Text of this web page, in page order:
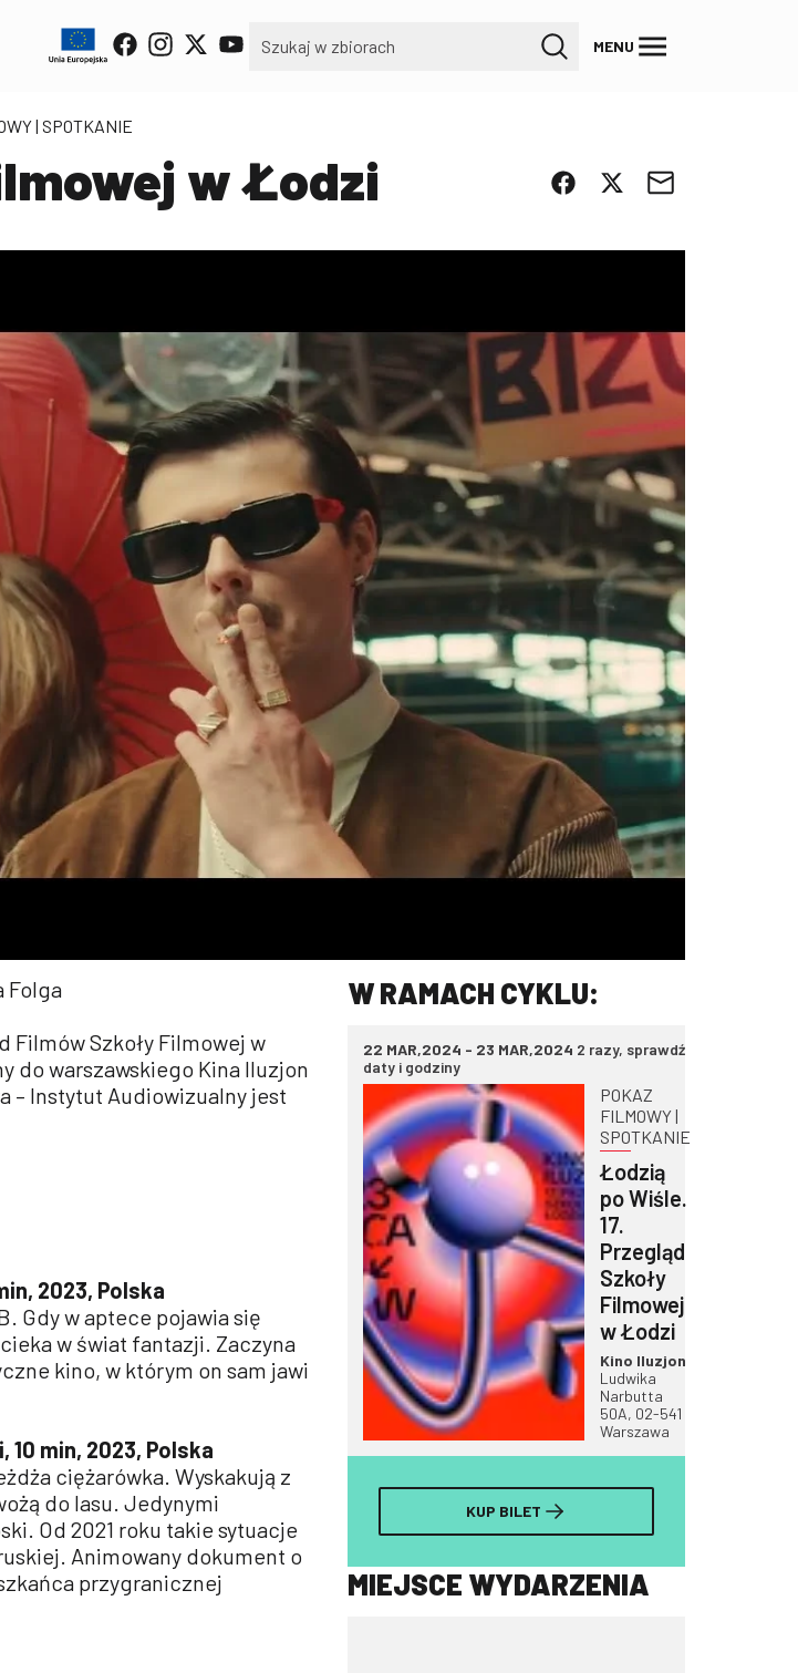
MENU
| SPOTKANIE
w Łodzi
Folga
Filmów Szkoły Filmowej w
do warszawskiego Kina Iluzjon
– Instytut Audiowizualny jest
2023, Polska
Gdy w aptece pojawia się
w świat fantazji. Zaczyna
kino, w którym on sam jawi
10 min, 2023, Polska
ciężarówka. Wyskakują z
do lasu. Jedynymi
Od 2021 roku takie sytuacje
Animowany dokument o
przygranicznej
W RAMACH CYKLU:
22 MAR,2024 - 23 MAR,2024 2 razy, sprawdź
daty i godziny
POKAZ
FILMOWY |
SPOTKANIE
Łodzią
po Wiśle.
17.
Przegląd
Szkoły
Filmowej
w Łodzi
Kino Iluzjon
Ludwika
Narbutta
50A, 02-541
Warszawa
KUP BILET
MIEJSCE WYDARZENIA